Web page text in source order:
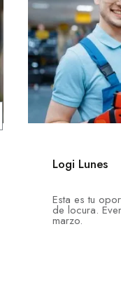
Logi Lunes
Esta es tu
de locura.
marzo.